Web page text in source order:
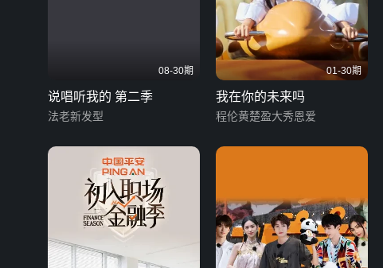
08-30期
说唱听我的 第二季
法老新发型
01-30期
我在你的未来吗
程伦黄楚盈大秀恩爱